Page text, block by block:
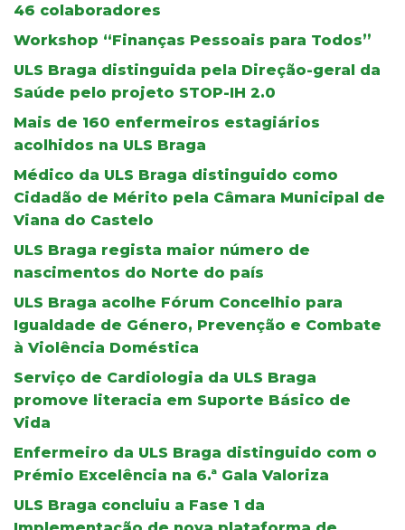
46 colaboradores
Workshop “Finanças Pessoais para Todos”
ULS Braga distinguida pela Direção-geral da
Saúde pelo projeto STOP-IH 2.0
Mais de 160 enfermeiros estagiários
acolhidos na ULS Braga
Médico da ULS Braga distinguido como
Cidadão de Mérito pela Câmara Municipal de
Viana do Castelo
ULS Braga regista maior número de
nascimentos do Norte do país
ULS Braga acolhe Fórum Concelhio para
Igualdade de Género, Prevenção e Combate
à Violência Doméstica
Serviço de Cardiologia da ULS Braga
promove literacia em Suporte Básico de
Vida
Enfermeiro da ULS Braga distinguido com o
Prémio Excelência na 6.ª Gala Valoriza
ULS Braga concluiu a Fase 1 da